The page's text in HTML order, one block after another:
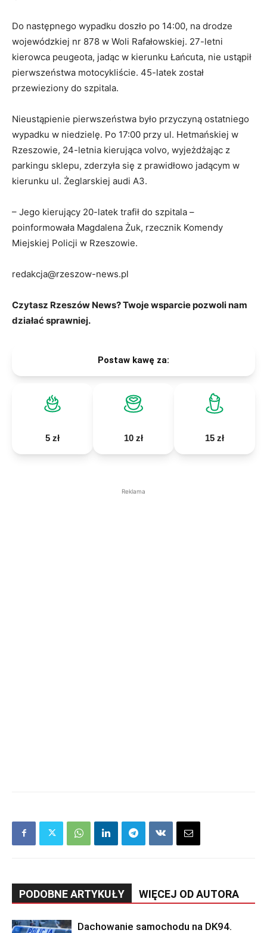
Do następnego wypadku doszło po 14:00, na drodze
wojewódzkiej nr 878 w Woli Rafałowskiej. 27-letni
kierowca peugeota, jadąc w kierunku Łańcuta, nie ustąpił
pierwszeństwa motocykliście. 45-latek został
przewieziony do szpitala.
Nieustąpienie pierwszeństwa było przyczyną ostatniego
wypadku w niedzielę. Po 17:00 przy ul. Hetmańskiej w
Rzeszowie, 24-letnia kierująca volvo, wyjeżdżając z
parkingu sklepu, zderzyła się z prawidłowo jadącym w
kierunku ul. Żeglarskiej audi A3.
– Jego kierujący 20-latek trafił do szpitala –
poinformowała Magdalena Żuk, rzecznik Komendy
Miejskiej Policji w Rzeszowie.
redakcja@rzeszow-news.pl
Czytasz Rzeszów News? Twoje wsparcie pozwoli nam
działać sprawniej.
Postaw kawę za:
5 zł 10 zł 15 zł
Reklama
PODOBNE ARTYKUŁY WIĘCEJ OD AUTORA
Dachowanie samochodu na DK94.